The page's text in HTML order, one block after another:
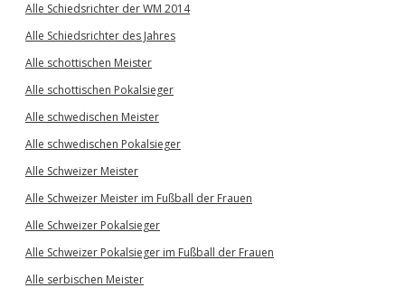
Alle Schiedsrichter der WM 2014
Alle Schiedsrichter des Jahres
Alle schottischen Meister
Alle schottischen Pokalsieger
Alle schwedischen Meister
Alle schwedischen Pokalsieger
Alle Schweizer Meister
Alle Schweizer Meister im Fußball der Frauen
Alle Schweizer Pokalsieger
Alle Schweizer Pokalsieger im Fußball der Frauen
Alle serbischen Meister